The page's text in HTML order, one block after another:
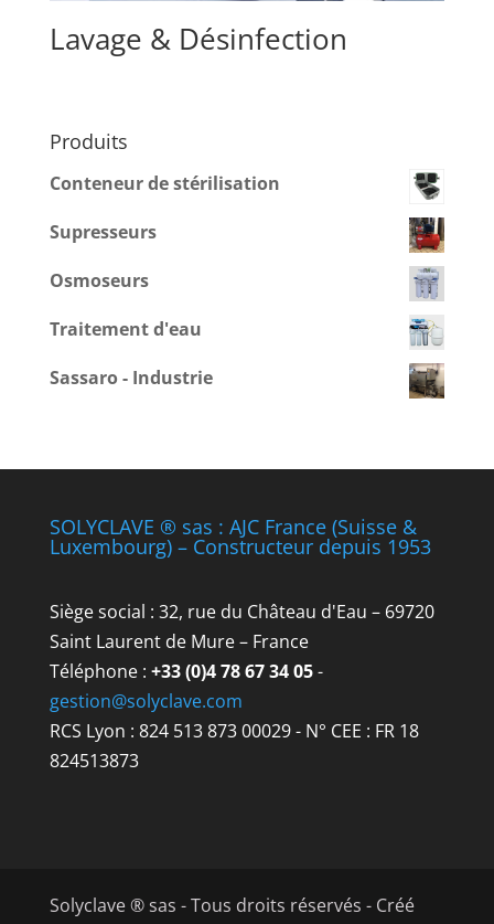
Lavage & Désinfection
Produits
Conteneur de stérilisation
Supresseurs
Osmoseurs
Traitement d'eau
Sassaro - Industrie
SOLYCLAVE ® sas : AJC France (Suisse &
Luxembourg) – Constructeur depuis 1953
Siège social : 32, rue du Château d'Eau – 69720
Saint Laurent de Mure – France
Téléphone : +33 (0)4 78 67 34 05-
gestion@solyclave.com
RCS Lyon : 824 513 873 00029 - N° CEE : FR 18
824513873
Solyclave ® sas - Tous droits réservés - Créé